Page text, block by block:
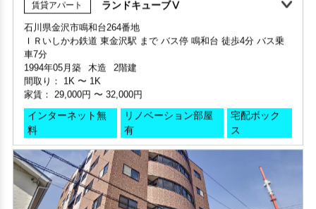
敷金・礼金ゼロ 360°案内
部屋号数 503号室
家賃 41,000円・共益費 5,000円
階数 5階
間取り 1K・専有面積 28.43㎡
敷金 - ・礼金 -
保証人不要・代行 インターネット無料 リノベーション
部屋号数 703号室
家賃 78,000円・共益費 9,400円
階数 7階
間取り 1LDK・専有面積 40.05㎡
敷金 2.5ヶ月 ・礼金 2ヶ月
保証人不要・代行 インターネット無料 デザイナーズ
360°案内
部屋号数 202号室
家賃 79,000円・共益費 7,000円
階数 2階
間取り 1LDK・専有面積 35.64㎡
敷金 2ヶ月 ・礼金 2ヶ月
保証人不要・代行 インターネット無料
石川県金沢市鳴和台264番地
ＩＲいしかわ鉄道 東金沢駅 まで バス停 鳴和台 徒歩4分 バス乗
車7分
1994年05月築
間取り： 1K 〜
1K
家賃： 29,000円 〜
インターネット無
料
リノベーション部屋
有
ス